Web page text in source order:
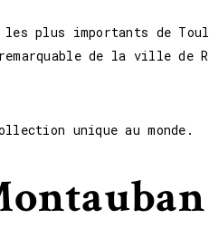
importants de
de la ville de
unique au monde.